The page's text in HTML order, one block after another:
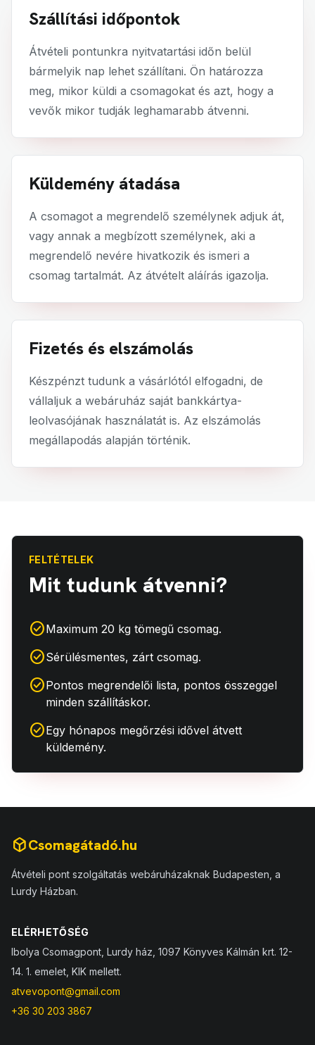
Szállítási időpontok
Átvételi pontunkra nyitvatartási időn belül
bármelyik nap lehet szállítani. Ön határozza
meg, mikor küldi a csomagokat és azt, hogy a
vevők mikor tudják leghamarabb átvenni.
Küldemény átadása
A csomagot a megrendelő személynek adjuk át,
vagy annak a megbízott személynek, aki a
megrendelő nevére hivatkozik és ismeri a
csomag tartalmát. Az átvételt aláírás igazolja.
Fizetés és elszámolás
Készpénzt tudunk a vásárlótól elfogadni, de
vállaljuk a webáruház saját bankkártya-
leolvasójának használatát is. Az elszámolás
megállapodás alapján történik.
FELTÉTELEK
Mit tudunk átvenni?
check_circleMaximum 20 kg tömegű csomag.
check_circleSérülésmentes, zárt csomag.
check_circlePontos megrendelői lista, pontos összeggel
minden szállításkor.
check_circleEgy hónapos megőrzési idővel átvett
küldemény.
deployed_codeCsomagátadó.hu
Átvételi pont szolgáltatás webáruházaknak Budapesten, a
Lurdy Házban.
ELÉRHETŐSÉG
Ibolya Csomagpont, Lurdy ház, 1097 Könyves Kálmán krt. 12-
14. 1. emelet, KIK mellett.
atvevopont@gmail.com
+36 30 203 3867